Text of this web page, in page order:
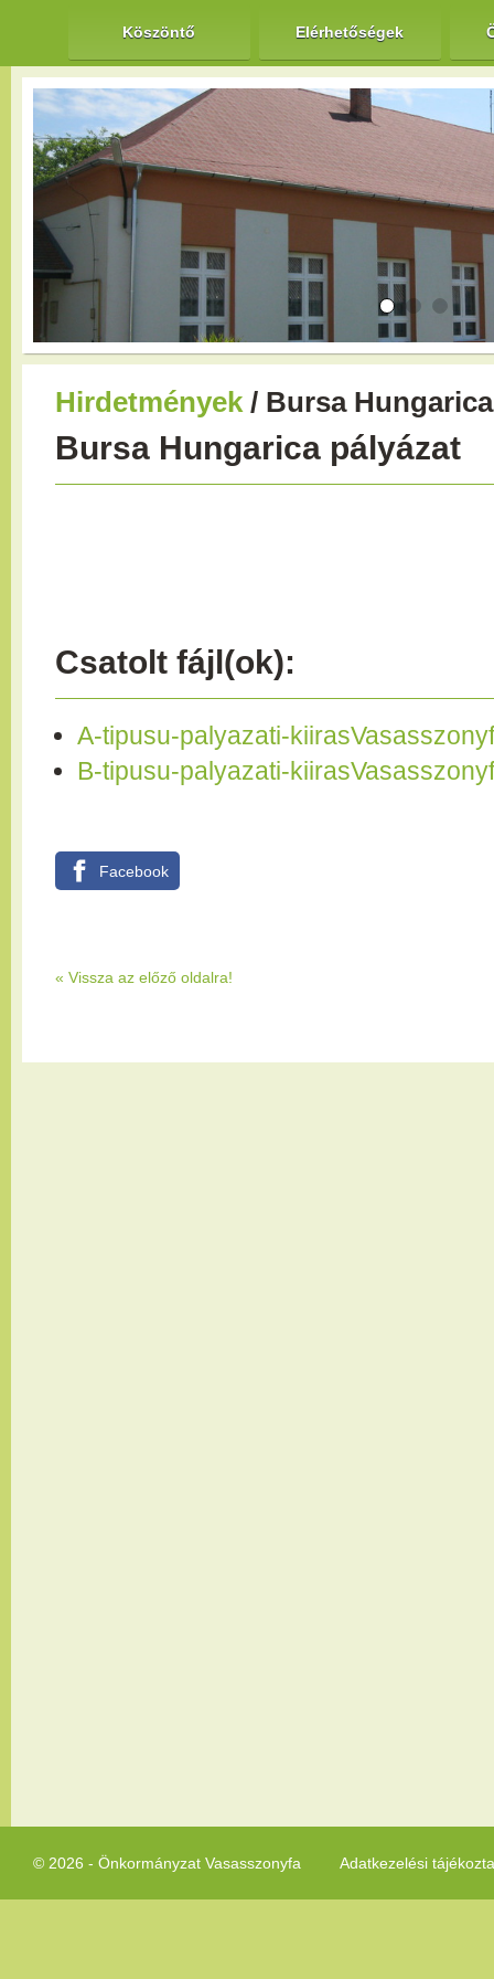
Köszöntő Elérhetőségek
Hirdetmények / Bursa
Bursa Hungarica pályázat
Csatolt fájl(ok):
A-tipusu-palyazati-
B-tipusu-palyazati-
Facebook
« Vissza az előző oldalra!
© 2026 - Önkormányzat Vasasszonyfa Adatkezelési